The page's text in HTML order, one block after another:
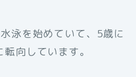
泳を始めていて、5歳に
向しています。